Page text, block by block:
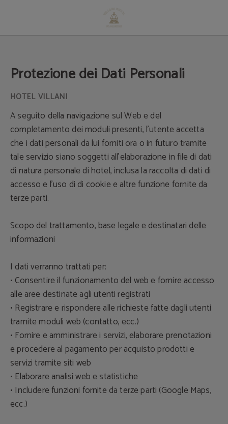
Protezione dei Dati Personali
A seguito della navigazione sul Web e del
completamento dei moduli presenti, l'utente accetta
che i dati personali da lui forniti ora o in futuro tramite
tale servizio siano soggetti all'elaborazione in file di dati
di natura personale di hotel, inclusa la raccolta di dati di
accesso e l'uso di di cookie e altre funzione fornite da
terze parti.
Scopo del trattamento, base legale e destinatari delle
informazioni
I dati verranno trattati per:
• Consentire il funzionamento del web e fornire accesso
alle aree destinate agli utenti registrati
• Registrare e rispondere alle richieste fatte dagli utenti
tramite moduli web (contatto, ecc.)
• Fornire e amministrare i servizi, elaborare prenotazioni
e procedere al pagamento per acquisto prodotti e
servizi tramite siti web
• Elaborare analisi web e statistiche
• Includere funzioni fornite da terze parti (Google Maps,
ecc.)